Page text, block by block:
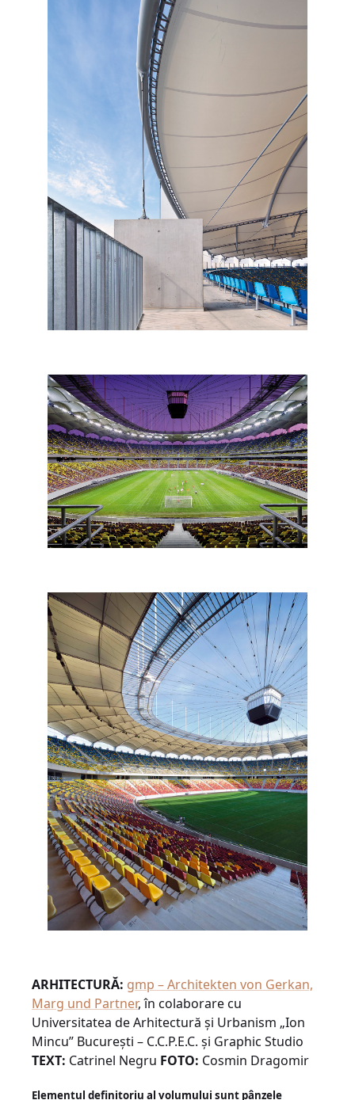
ARHITECTURĂ: gmp – Architekten von Gerkan,
Marg und Partner, în colabo­rare cu
Universitatea de Arhitectură și Urbanism „Ion
Mincu” București – C.C.P.E.C. și Graphic Studio
TEXT: Catrinel Negru FOTO: Cosmin Dragomir
Elementul definitoriu al volumului sunt pânzele